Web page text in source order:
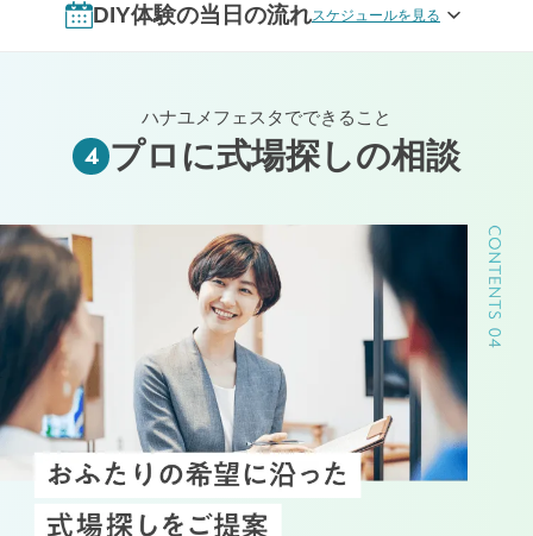
DIY体験の当日の流れスケジュールを見る
ハナユメフェスタでできること
4 プロに式場探しの相談